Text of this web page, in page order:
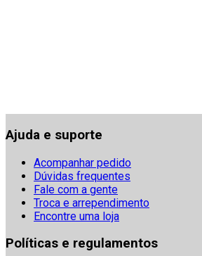
Ajuda e suporte
Acompanhar pedido
Dúvidas frequentes
Fale com a gente
Troca e arrependimento
Encontre uma loja
Políticas e regulamentos